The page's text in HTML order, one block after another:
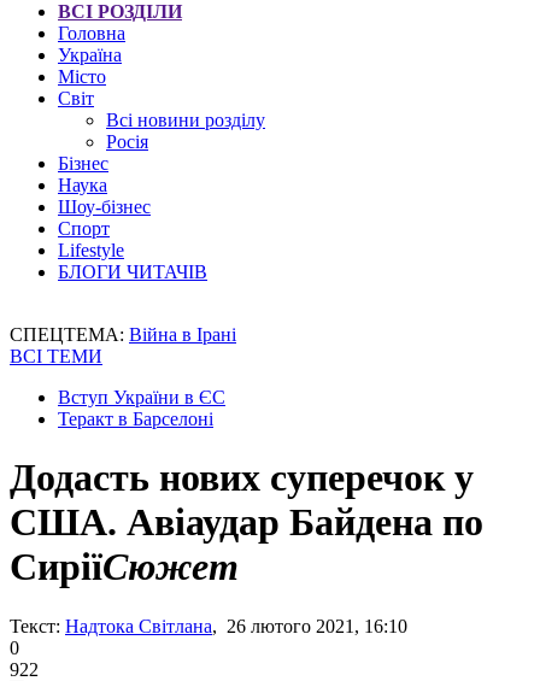
ВСІ РОЗДІЛИ
Головна
Україна
Місто
Світ
Всі новини розділу
Росія
Бізнес
Наука
Шоу-бізнес
Спорт
Lifestyle
БЛОГИ ЧИТАЧІВ
СПЕЦТЕМА: Війна в Ірані
ВСІ ТЕМИ
Вступ України в ЄС
Теракт в Барселоні
Додасть нових суперечок у
США. Авіаудар Байдена по
СиріїСюжет
Текст: Надтока Світлана, 26 лютого 2021, 16:10
0
922